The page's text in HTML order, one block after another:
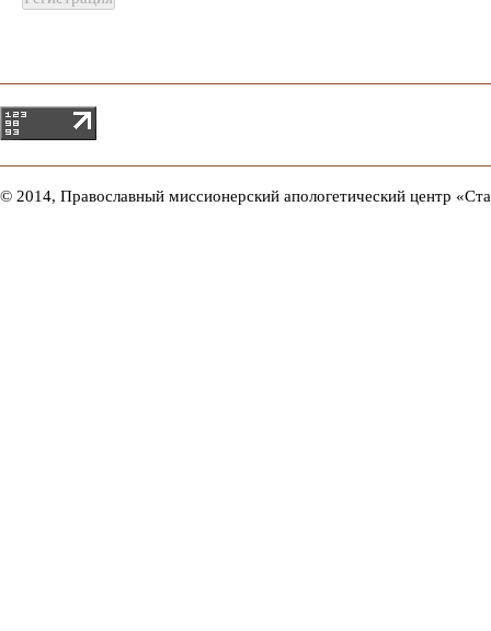
© 2014, Православный миссионерский апологетический центр